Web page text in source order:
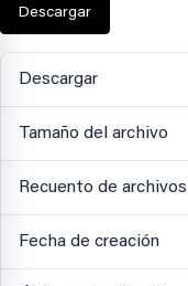
Descargar
Descargar
Tamaño del archivo
Recuento de archivos
Fecha de creación